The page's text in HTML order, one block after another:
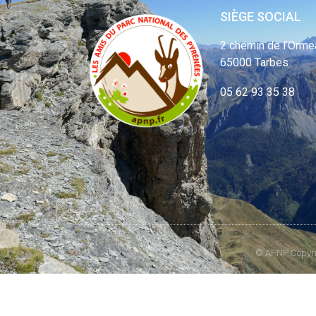
SIÈGE SOCIAL
2 chemin de
65000 Tarbes
05 62 93 35 38
© APNP